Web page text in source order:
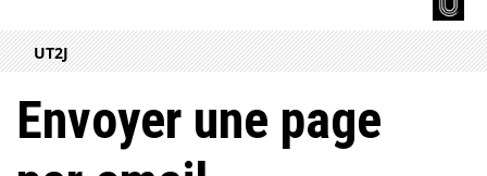
UT2J
Envoyer une page